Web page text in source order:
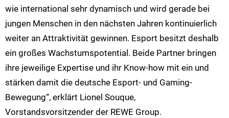
wie international sehr dynamisch und wird gerade bei
jungen Menschen in den nächsten Jahren kontinuierlich
weiter an Attraktivität gewinnen. Esport besitzt deshalb
ein großes Wachstumspotential. Beide Partner bringen
ihre jeweilige Expertise und ihr Know-how mit ein und
stärken damit die deutsche Esport- und Gaming-
Bewegung“, erklärt Lionel Souque,
Vorstandsvorsitzender der REWE Group.